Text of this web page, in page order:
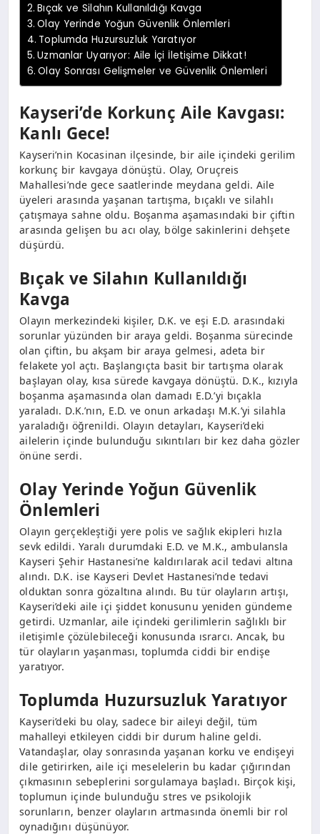
Bıçak ve Silahın Kullanıldığı Kavga
Olay Yerinde Yoğun Güvenlik Önlemleri
Toplumda Huzursuzluk Yaratıyor
Uzmanlar Uyarıyor: Aile İçi İletişime Dikkat!
Olay Sonrası Gelişmeler ve Güvenlik Önlemleri
Kayseri’de Korkunç Aile Kavgası:
Kanlı Gece!
Kayseri’nin Kocasinan ilçesinde, bir aile içindeki gerilim
korkunç bir kavgaya dönüştü. Olay, Oruçreis
Mahallesi’nde gece saatlerinde meydana geldi. Aile
üyeleri arasında yaşanan tartışma, bıçaklı ve silahlı
çatışmaya sahne oldu. Boşanma aşamasındaki bir çiftin
arasında gelişen bu acı olay, bölge sakinlerini dehşete
düşürdü.
Bıçak ve Silahın Kullanıldığı
Kavga
Olayın merkezindeki kişiler, D.K. ve eşi E.D. arasındaki
sorunlar yüzünden bir araya geldi. Boşanma sürecinde
olan çiftin, bu akşam bir araya gelmesi, adeta bir
felakete yol açtı. Başlangıçta basit bir tartışma olarak
başlayan olay, kısa sürede kavgaya dönüştü. D.K., kızıyla
boşanma aşamasında olan damadı E.D.’yi bıçakla
yaraladı. D.K.’nın, E.D. ve onun arkadaşı M.K.’yi silahla
yaraladığı öğrenildi. Olayın detayları, Kayseri’deki
ailelerin içinde bulunduğu sıkıntıları bir kez daha gözler
önüne serdi.
Olay Yerinde Yoğun Güvenlik
Önlemleri
Olayın gerçekleştiği yere polis ve sağlık ekipleri hızla
sevk edildi. Yaralı durumdaki E.D. ve M.K., ambulansla
Kayseri Şehir Hastanesi’ne kaldırılarak acil tedavi altına
alındı. D.K. ise Kayseri Devlet Hastanesi’nde tedavi
olduktan sonra gözaltına alındı. Bu tür olayların artışı,
Kayseri’deki aile içi şiddet konusunu yeniden gündeme
getirdi. Uzmanlar, aile içindeki gerilimlerin sağlıklı bir
iletişimle çözülebileceği konusunda ısrarcı. Ancak, bu
tür olayların yaşanması, toplumda ciddi bir endişe
yaratıyor.
Toplumda Huzursuzluk Yaratıyor
Kayseri’deki bu olay, sadece bir aileyi değil, tüm
mahalleyi etkileyen ciddi bir durum haline geldi.
Vatandaşlar, olay sonrasında yaşanan korku ve endişeyi
dile getirirken, aile içi meselelerin bu kadar çığırından
çıkmasının sebeplerini sorgulamaya başladı. Birçok kişi,
toplumun içinde bulunduğu stres ve psikolojik
sorunların, benzer olayların artmasında önemli bir rol
oynadığını düşünüyor.